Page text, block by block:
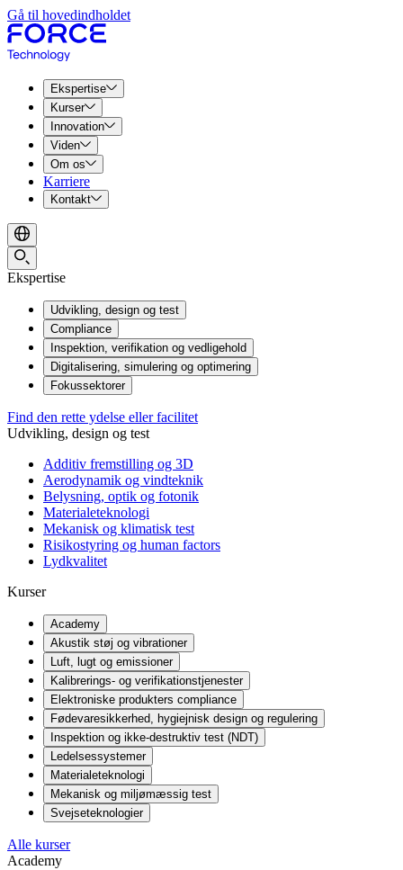
Gå til hovedindholdet
Ekspertise
Kurser
Innovation
Viden
Om os
Karriere
Kontakt
Ekspertise
Udvikling, design og test
Compliance
Inspektion, verifikation og vedligehold
Digitalisering, simulering og optimering
Fokussektorer
Find den rette ydelse eller facilitet
Udvikling, design og test
Additiv fremstilling og 3D
Aerodynamik og vindteknik
Belysning, optik og fotonik
Materialeteknologi
Mekanisk og klimatisk test
Risikostyring og human factors
Lydkvalitet
Kurser
Academy
Akustik støj og vibrationer
Luft, lugt og emissioner
Kalibrerings- og verifikationstjenester
Elektroniske produkters compliance
Fødevaresikkerhed, hygiejnisk design og regulering
Inspektion og ikke-destruktiv test (NDT)
Ledelsessystemer
Materialeteknologi
Mekanisk og miljømæssig test
Svejseteknologier
Alle kurser
Academy